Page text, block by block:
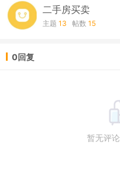
二手房买卖
主题 13 帖数 15
0回复
暂无评